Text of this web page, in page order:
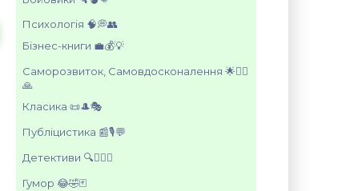
Психологія 🧠💭👥
Бізнес-книги 💼💰💡
Саморозвиток, Самовдосконалення 🌟🧘‍♂️
🙏
Класика 📜🎩🎭
Публіцистика 📰🎙️💬
Детективи 🔍🕵️‍♂️🔪
Гумор 😂🤣🃏